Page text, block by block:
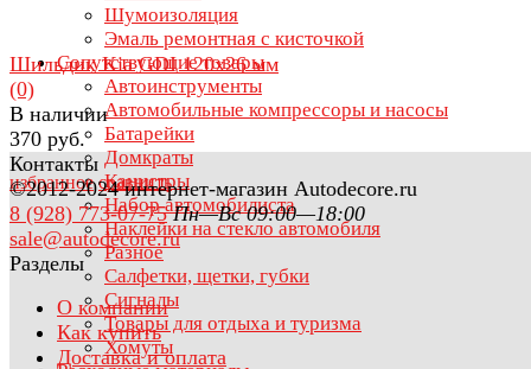
Шумоизоляция
Эмаль ремонтная с кисточкой
Сопутствующие товары
Автоинструменты
Автомобильные компрессоры и насосы
Батарейки
Домкраты
Канистры
Набор автомобилиста
Наклейки на стекло автомобиля
Разное
Салфетки, щетки, губки
Сигналы
Товары для отдыха и туризма
Хомуты
избранное сравнить
Шильдик Kia GDI 120х26 мм
(0)
В наличии
370 руб.
Контакты
©2012-2024 интернет-магазин Autodecore.ru
8 (928) 773-07-75 Пн—Вс 09:00—18:00
sale@autodecore.ru
Разделы
О компании
Как купить
Доставка и оплата